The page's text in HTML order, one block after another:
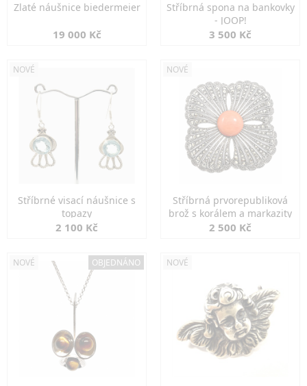
Zlaté náušnice biedermeier
19 000 Kč
Stříbrná spona na bankovky
- JOOP!
3 500 Kč
NOVÉ
Stříbrné visací náušnice s
topazy
2 100 Kč
NOVÉ
Stříbrná prvorepubliková
brož s korálem a markazity
2 500 Kč
NOVÉ OBJEDNÁNO NOVÉ